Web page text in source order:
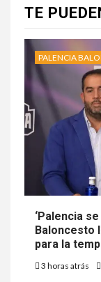
TE
PALENCIA
‘Palencia
Baloncesto
para la
3 horas atrás